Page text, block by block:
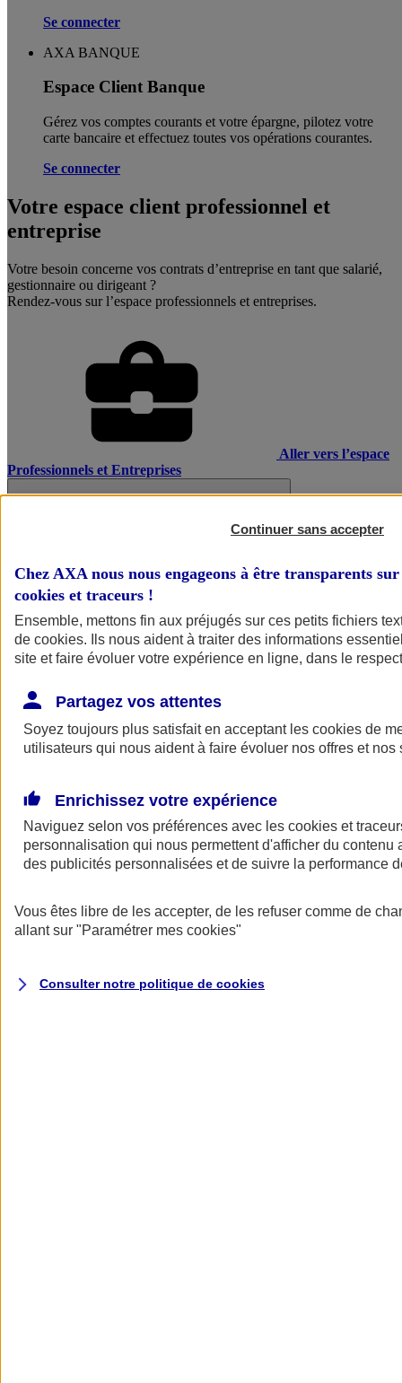
Se connecter
AXA BANQUE
Espace Client Banque
Gérez vos comptes courants et votre épargne, pilotez votre
carte bancaire et effectuez toutes vos opérations courantes.
Se connecter
Votre espace client professionnel et
entreprise
Votre besoin concerne vos contrats d’entreprise en tant que salarié,
gestionnaire ou dirigeant ?
Rendez-vous sur l’espace professionnels et entreprises.
Aller vers l’espace
Professionnels et Entreprises
AXA Assurance
Continuer sans accepter
Chez AXA nous nous engageons à être transparents
cookies et traceurs !
Ensemble, mettons fin aux préjugés sur ces petits fichiers
de cookies. Ils nous aident à traiter des informations
site et faire évoluer votre expérience en ligne, dans le
Partagez vos attentes
Soyez toujours plus satisfait en acceptant les cookies de
utilisateurs qui nous aident à faire évoluer nos offres et nos
Enrichissez votre expérience
Naviguez selon vos préférences avec les cookies et
personnalisation qui nous permettent d'afficher du contenu
des publicités personnalisées et de suivre la performance
Vous êtes libre de les accepter, de les refuser comme de
allant sur "Paramétrer mes cookies"
Consulter notre politique de cookies